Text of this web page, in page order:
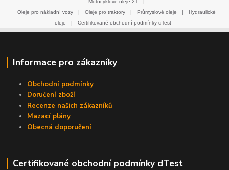
Motocyklové oleje 2T
|
Oleje pro nákladní vozy
| Oleje pro traktory | Průmyslové oleje |
Hydraulické
oleje
| Certifikované obchodní podmínky dTest
Informace pro zákazníky
Obchodní podmínky
Doručení zboží
Recenze našich zákazníků
Mazací plány
Obecná doporučení
Certifikované obchodní podmínky dTest